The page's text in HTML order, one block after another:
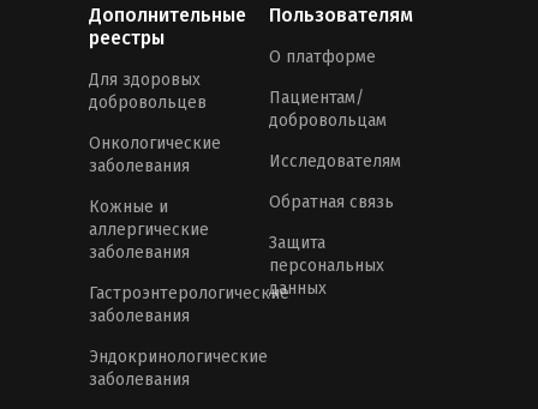
Дополнительные
реестры
Для здоровых
добровольцев
Онкологические
заболевания
Кожные и
аллергические
заболевания
Гастроэнтерологические
заболевания
Эндокринологические
заболевания
Пользователям
О платформе
Пациентам/
добровольцам
Исследователям
Обратная связь
Защита
персональных
данных